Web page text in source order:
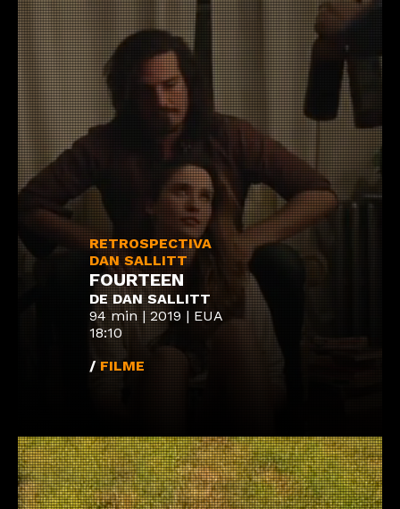
RETROSPECTIVA
DAN SALLITT
FOURTEEN
DE DAN SALLITT
94 min | 2019 | EUA
18:10
/ FILME